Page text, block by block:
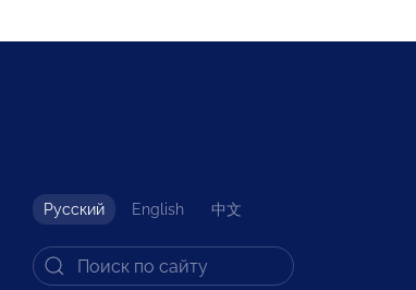
Русский English 中文